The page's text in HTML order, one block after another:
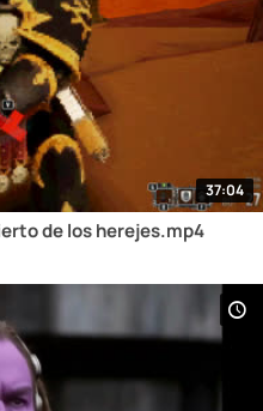
37:04
de los herejes.mp4